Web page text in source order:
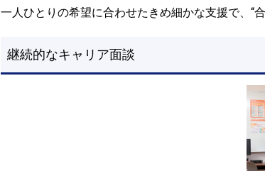
一人ひとりの希望に合わせたきめ細かな支援で、“
継続的なキャリア面談